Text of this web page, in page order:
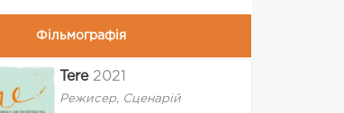
Фільмографія
Tere 2021
Режисер, Сценарій